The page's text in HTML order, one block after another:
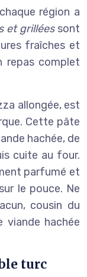
région a
et grilléessont
fraîches et
repas complet
allongée, est
Cette pâte
hachée, de
cuite au four.
parfumé et
le pouce. Ne
cousin du
viande hachée
turc